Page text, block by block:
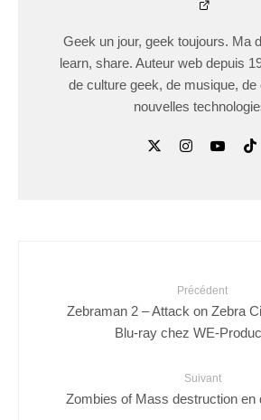
Geek un jour, geek toujours. Ma
learn, share. Auteur web depuis
de culture geek, de musique, de
nouvelles
Précédent
Zebraman 2 – Attack on Zebra
Blu-ray chez WE-
Suivant
Zombies of Mass destruction en